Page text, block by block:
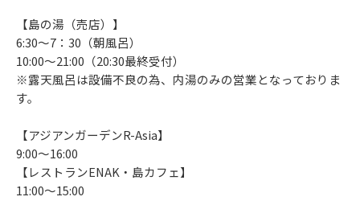
【島の湯（売店）】
6:30～7：30（朝風呂）
10:00～21:00（20:30最終受付）
※露天風呂は設備不良の為、内湯のみの営業となっておりま
す。
【アジアンガーデンR-Asia】
9:00～16:00
【レストランENAK・島カフェ】
11:00～15:00